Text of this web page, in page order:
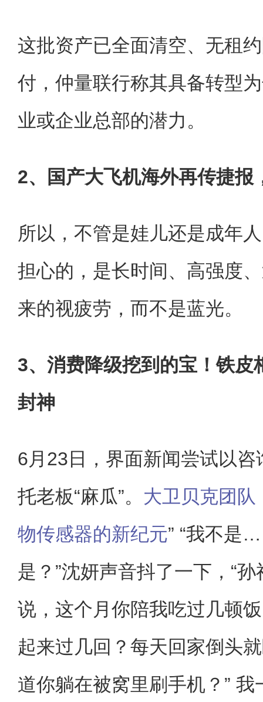
这批资产已全面清空、无租
付，仲量联行称其具备转型
业或企业总部的潜力。
2、国产大飞机海外再传捷报
所以，不管是娃儿还是成年
担心的，是长时间、高强度
来的视疲劳，而不是蓝光。
3、消费降级挖到的宝！铁皮
封神
6月23日，界面新闻尝试以
托老板“麻瓜”。 大卫贝克团
物传感器的新纪元” “我不是
是？”沈妍声音抖了一下，“
说，这个月你陪我吃过几顿
起来过几回？每天回家倒头
道你躺在被窝里刷手机？”